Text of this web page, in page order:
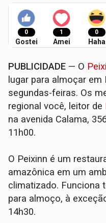
0
Gostei
1
Amei
0
Haha
PUBLICIDADE — O
lugar para almoçar
segundas-feiras. Os
regional você, leitor de
na avenida Calama,
11h00.
O Peixinn é um
amazônica em um
climatizado. Funciona
para almoço, à
14h30.